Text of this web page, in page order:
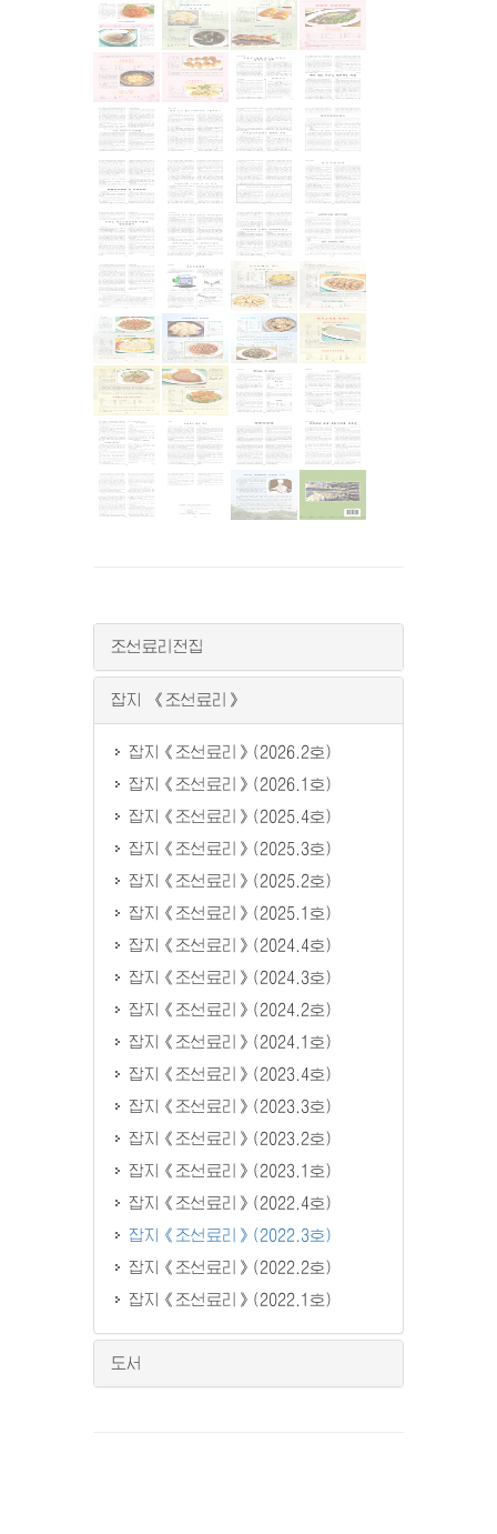
조선료리전집
잡지 《조선료리》
잡지《조선료리》(2026.2호)
잡지《조선료리》(2026.1호)
잡지《조선료리》(2025.4호)
잡지《조선료리》(2025.3호)
잡지《조선료리》(2025.2호)
잡지《조선료리》(2025.1호)
잡지《조선료리》(2024.4호)
잡지《조선료리》(2024.3호)
잡지《조선료리》(2024.2호)
잡지《조선료리》(2024.1호)
잡지《조선료리》(2023.4호)
잡지《조선료리》(2023.3호)
잡지《조선료리》(2023.2호)
잡지《조선료리》(2023.1호)
잡지《조선료리》(2022.4호)
잡지《조선료리》(2022.3호)
잡지《조선료리》(2022.2호)
잡지《조선료리》(2022.1호)
도서